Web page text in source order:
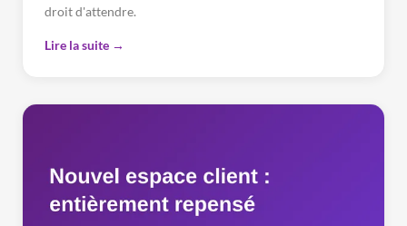
droit d'attendre.
Lire la suite →